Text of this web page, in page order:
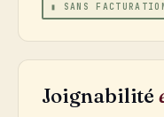
▮ SANS
Joignabilité